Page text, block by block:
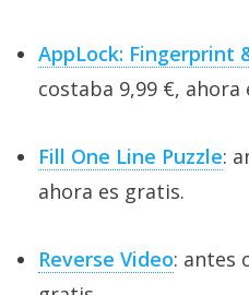
AppLock: Fingerprint
costaba 9,99 €, ahora
Fill One Line Puzzle:
ahora es gratis.
Reverse Video: antes